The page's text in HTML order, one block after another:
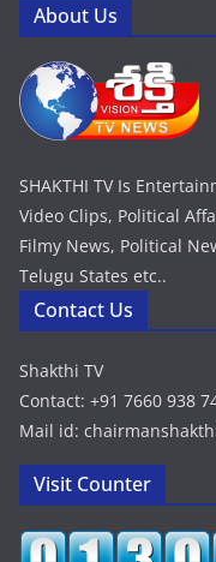
About Us
SHAKTHI TV Is
Video Clips, Political
Filmy News, Political
Telugu States etc..
Contact Us
Shakthi TV
Contact: +91 7660 938
Mail id:
Visit Counter